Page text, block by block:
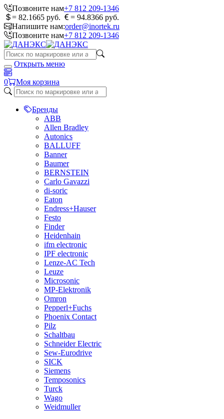
Позвоните нам+7 812 209-1346
= 82.1665 руб.
= 94.8366 руб.
Напишите нам:order@inortek.ru
Позвоните нам+7 812 209-1346
Открыть меню
0 Моя корзина
Бренды
ABB
Allen Bradley
Autonics
BALLUFF
Banner
Baumer
BERNSTEIN
Carlo Gavazzi
di-soric
Eaton
Endress+Hauser
Festo
Finder
Heidenhain
ifm electronic
IPF electronic
Lenze-AC Tech
Leuze
Microsonic
MP-Elektronik
Omron
Pepperl+Fuchs
Phoenix Contact
Pilz
Schaltbau
Schneider Electric
Sew-Eurodrive
SICK
Siemens
Temposonics
Turck
Wago
Weidmuller